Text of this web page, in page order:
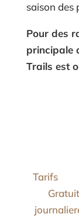
saison des
Pour des
principale
Trails est
Tarifs